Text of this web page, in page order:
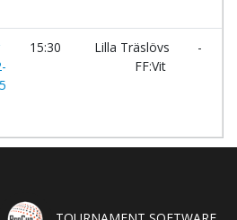
15:30
Lilla Träslövs
FF:Vit
-